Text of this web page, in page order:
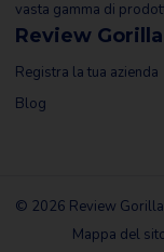
vasta gamma di
Review Gorilla
Registra la tua azienda
Blog
© 2026 Review Gorilla
Mappa del